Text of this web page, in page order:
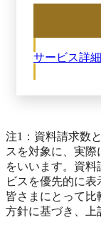
のです。そ
の売上は伸
SFAが登場
から脱却し
業活動をサ
業マネジメ
析したりす
Assistant へ！」 最後までお読みいただ
とうござい
り、業務を
ん。 従来の
や部署との
を実現できます。 今すぐ、
るビジネス
サービス詳
注1：資料請求数
スを対象に、実
をいいます。資
ビスを優先的に
皆さまにとって比
方針に基づき、上